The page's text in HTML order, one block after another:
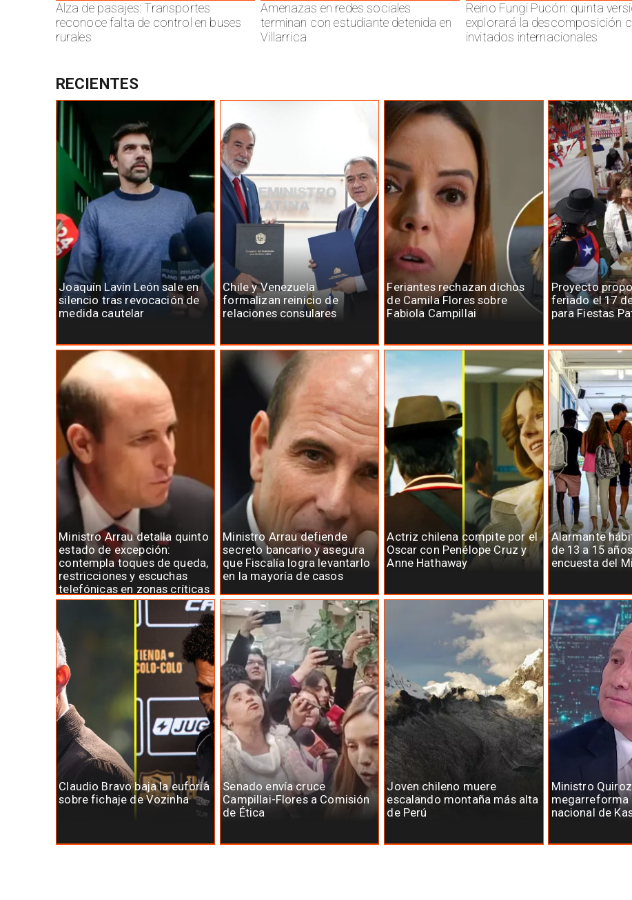
Alza de pasajes: Transportes
reconoce falta de control en buses
rurales
Amenazas en redes sociales
terminan con estudiante detenida en
Villarrica
Reino Fungi Pucón: quinta
explorará la descomposición
invitados internacionales
Joaquín Lavín León sale en
silencio tras revocación de
medida cautelar
Chile y Venezuela
formalizan reinicio de
relaciones consulares
Feriantes rechazan dichos
de Camila Flores sobre
Fabiola Campillai
Proyecto
feriado el 17
para Fiestas
Ministro Arrau detalla quinto
estado de excepción:
contempla toques de queda,
restricciones y escuchas
telefónicas en zonas críticas
Ministro Arrau defiende
secreto bancario y asegura
que Fiscalía logra levantarlo
en la mayoría de casos
Actriz chilena compite por el
Oscar con Penélope Cruz y
Anne Hathaway
Alarmante
de 13 a 15
encuesta del
Claudio Bravo baja la euforia
sobre fichaje de Vozinha
Senado envía cruce
Campillai-Flores a Comisión
de Ética
Joven chileno muere
escalando montaña más alta
de Perú
Ministro
megarreforma
nacional de
RECIENTES